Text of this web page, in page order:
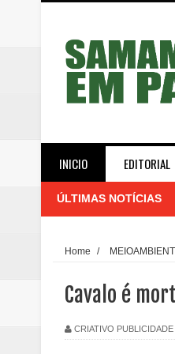
INICIO EDITORIAL
ÚLTIMAS NOTÍCIAS
Home /
Cavalo é
CRIATIVO PUBLICIDADE